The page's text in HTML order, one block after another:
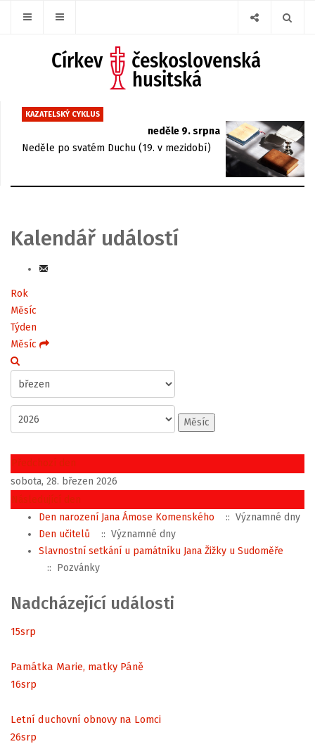
KAZATELSKÝ CYKLUS
neděle 9. srpna
Neděle po svatém Duchu (19. v mezidobí)
Kalendář událostí
Rok
Měsíc
Týden
Měsíc
Měsíc
Předchozí den
sobota, 28. březen 2026
Následující den
Den narození Jana Ámose Komenského
:: Významné dny
Den učitelů
:: Významné dny
Slavnostní setkání u památníku Jana Žižky u Sudoměře
:: Pozvánky
Nadcházející události
15srp
Památka Marie, matky Páně
16srp
Letní duchovní obnovy na Lomci
26srp